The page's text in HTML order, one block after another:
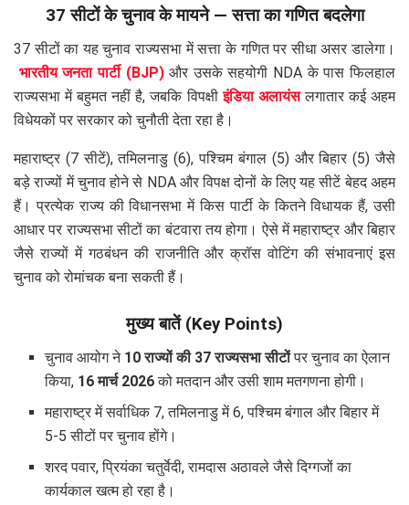
37 सीटों के चुनाव के मायने — सत्ता का गणित बदलेगा
37 सीटों का यह चुनाव राज्यसभा में सत्ता के गणित पर सीधा असर डालेगा।
भारतीय जनता पार्टी (BJP)और उसके सहयोगी NDA के पास फिलहाल
राज्यसभा में बहुमत नहीं है, जबकि विपक्षीइंडिया अलायंसलगातार कई अहम
विधेयकों पर सरकार को चुनौती देता रहा है।
महाराष्ट्र (7 सीटें), तमिलनाडु (6), पश्चिम बंगाल (5) और बिहार (5) जैसे
बड़े राज्यों में चुनाव होने से NDA और विपक्ष दोनों के लिए यह सीटें बेहद अहम
हैं। प्रत्येक राज्य की विधानसभा में किस पार्टी के कितने विधायक हैं, उसी
आधार पर राज्यसभा सीटों का बंटवारा तय होगा। ऐसे में महाराष्ट्र और बिहार
जैसे राज्यों में गठबंधन की राजनीति और क्रॉस वोटिंग की संभावनाएं इस
चुनाव को रोमांचक बना सकती हैं।
मुख्य बातें (Key Points)
चुनाव आयोग ने 10 राज्यों की 37 राज्यसभा सीटोंपर चुनाव का ऐलान
किया, 16 मार्च 2026को मतदान और उसी शाम मतगणना होगी।
महाराष्ट्र में सर्वाधिक 7, तमिलनाडु में 6, पश्चिम बंगाल और बिहार में
5-5 सीटों पर चुनाव होंगे।
शरद पवार, प्रियंका चतुर्वेदी, रामदास अठावले जैसे दिग्गजों का
कार्यकाल खत्म हो रहा है।